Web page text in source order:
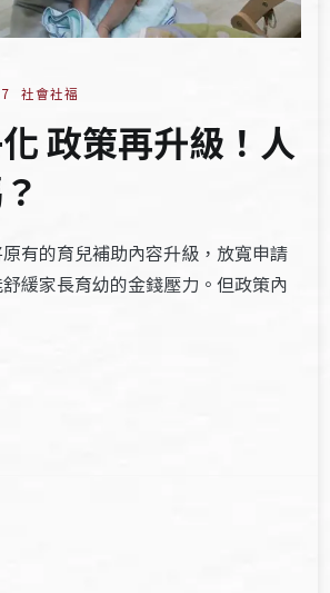
社會社福
政策再升級！人
有的育兒補助內容升級，放寬申請
緩家長育幼的金錢壓力。但政策內